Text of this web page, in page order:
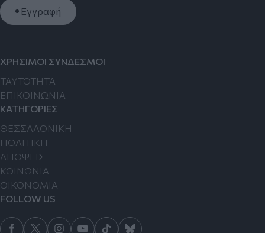
Εγγραφή
ΧΡΗΣΙΜΟΙ ΣΥΝΔΕΣΜΟΙ
TAYTOTHTA
ΕΠΙΚΟΙΝΩΝΙΑ
ΚΑΤΗΓΟΡΙΕΣ
ΘΕΣΣΑΛΟΝΙΚΗ
ΠΟΛΙΤΙΚΗ
ΑΠΟΨΕΙΣ
ΚΟΙΝΩΝΙΑ
ΟΙΚΟΝΟΜΙΑ
FOLLOW US